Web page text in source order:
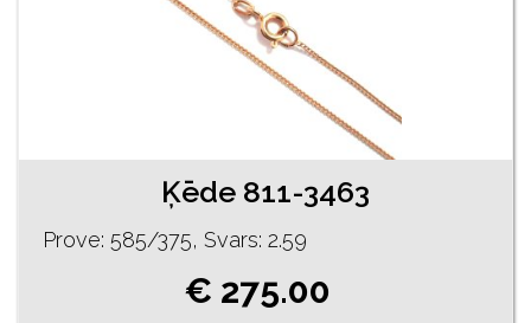
Ķēde 811-3463
Prove: 585/375, Svars: 2.59
€ 275.00